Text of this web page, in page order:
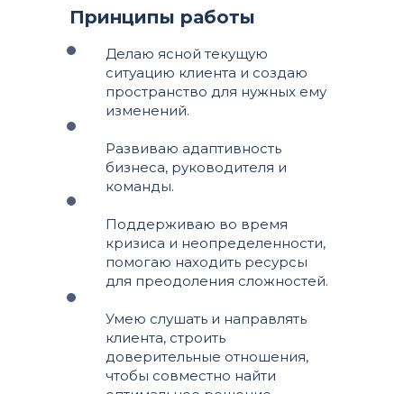
Принципы работы
Делаю ясной текущую
ситуацию клиента и создаю
пространство для нужных ему
изменений.
Развиваю адаптивность
бизнеса, руководителя и
команды.
Поддерживаю во время
кризиса и неопределенности,
помогаю находить ресурсы
для преодоления сложностей.
Умею слушать и направлять
клиента, строить
доверительные отношения,
чтобы совместно найти